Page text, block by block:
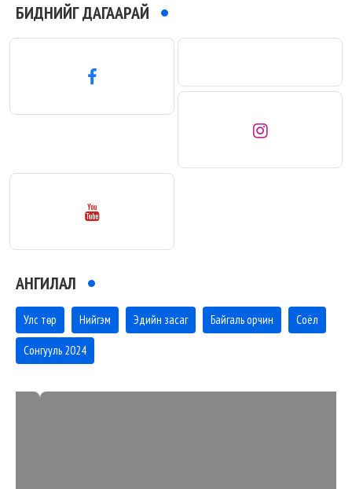
БИДНИЙГ ДАГААРАЙ
АНГИЛАЛ
Улс төр Нийгэм Эдийн засаг Байгаль орчин Соёл
Сонгууль 2024